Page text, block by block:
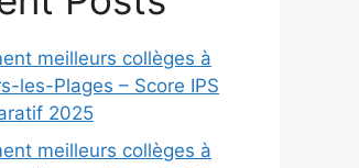
meilleurs collèges à
les-Plages – Score IPS
2025
meilleurs collèges à